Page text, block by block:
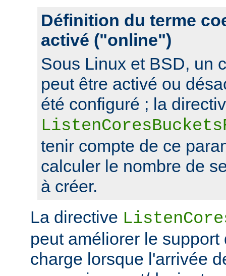
Définition du terme
activé ("online")
Sous Linux et BSD, un
peut être activé ou
été configuré ; la
tenir compte de ce
calculer le nombre de
à créer.
La directive
peut améliorer le
charge lorsque l'arrivée